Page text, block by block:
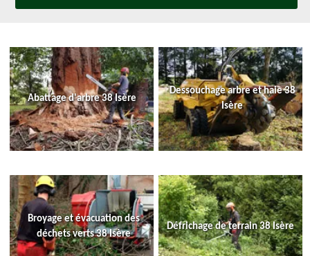
Abattage d'arbre 38 Isère
Dessouchage arbre et haie 38
Isère
Broyage et évacuation des
déchets verts 38 Isère
Défrichage de terrain 38 Isère